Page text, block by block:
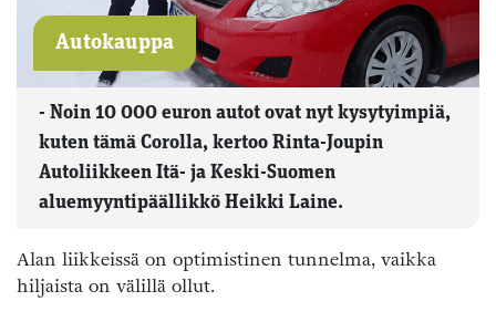
Autokauppa
- Noin 10 000 euron autot ovat nyt kysytyimpiä,
kuten tämä Corolla, kertoo Rinta-Joupin
Autoliikkeen Itä- ja Keski-Suomen
aluemyyntipäällikkö Heikki Laine.
Alan liikkeissä on optimistinen tunnelma, vaikka
hiljaista on välillä ollut.